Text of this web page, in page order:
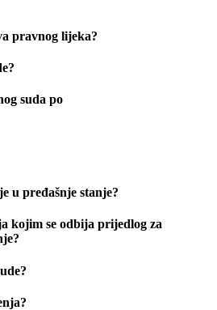
dejstva pravnog lijeka?
suda po
u pređašnje stanje?
kojim se odbija prijedlog za